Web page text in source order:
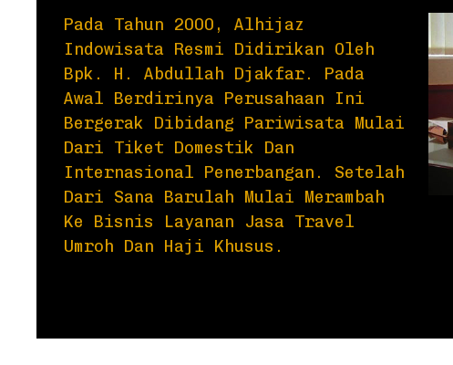
Pada Tahun 2000, Alhijaz
Indowisata Resmi Didirikan Oleh
Bpk. H. Abdullah Djakfar. Pada
Awal Berdirinya Perusahaan Ini
Bergerak Dibidang Pariwisata Mulai
Dari Tiket Domestik Dan
Internasional Penerbangan. Setelah
Dari Sana Barulah Mulai Merambah
Ke Bisnis Layanan Jasa Travel
Umroh Dan Haji Khusus.